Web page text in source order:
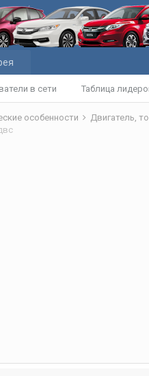
в сети Таблица
особенности Двигатель,